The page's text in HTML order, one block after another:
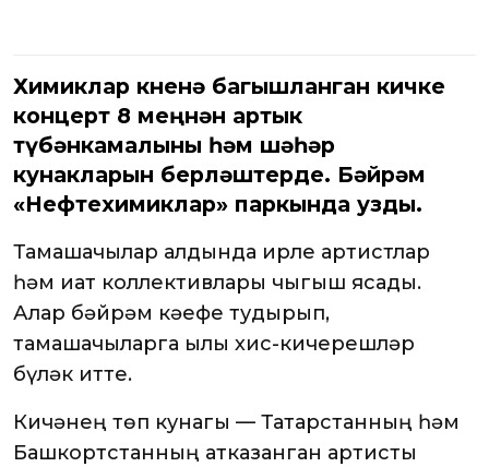
Химиклар көненә багышланган кичке
концерт 8 меңнән артык
түбәнкамалыны һәм шәһәр
кунакларын берләштерде. Бәйрәм
«Нефтехимиклар» паркында узды.
Тамашачылар алдында җирле артистлар
һәм иҗат коллективлары чыгыш ясады.
Алар бәйрәм кәефе тудырып,
тамашачыларга җылы хис-кичерешләр
бүләк итте.
Кичәнең төп кунагы — Татарстанның һәм
Башкортстанның атказанган артисты